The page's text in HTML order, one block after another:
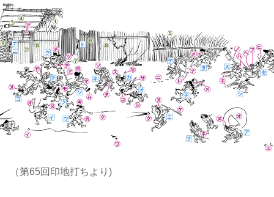
（第65回印地打ちより)